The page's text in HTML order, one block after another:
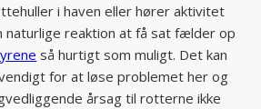
i haven eller hører aktivitet
naturlige reaktion at få sat fælder op
så hurtigt som muligt. Det kan
for at løse problemet her og
årsag til rotterne ikke